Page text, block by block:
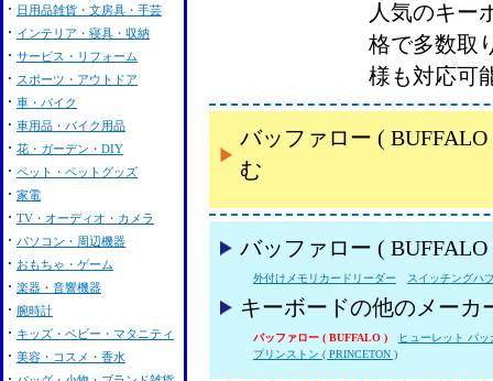
人気のキー
格で多数取
様も対応可
バッファロー (
む
バッファロー (
外付けメモリカードリーダー スイッチングハ
キーボードの他のメーカ
バッファロー ( BUFFALO )
ヒューレット パッ
プリンストン ( PRINCETON )
日用品雑貨・文房具・手芸
インテリア・寝具・収納
サービス・リフォーム
スポーツ・アウトドア
車・バイク
車用品・バイク用品
花・ガーデン・DIY
ペット・ペットグッズ
家電
TV・オーディオ・カメラ
パソコン・周辺機器
おもちゃ・ゲーム
楽器・音響機器
腕時計
キッズ・ベビー・マタニティ
美容・コスメ・香水